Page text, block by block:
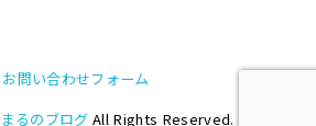
お問い合わせフォーム
るのブログ All Rights Reserved.